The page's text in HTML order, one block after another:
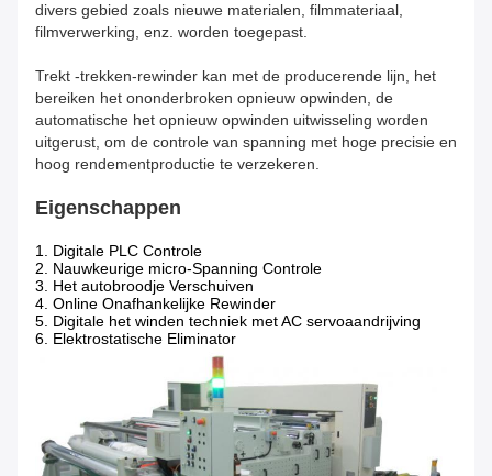
divers gebied zoals nieuwe materialen, filmmateriaal,
filmverwerking, enz. worden toegepast.
Trekt -trekken-rewinder kan met de producerende lijn, het
bereiken het ononderbroken opnieuw opwinden, de
automatische het opnieuw opwinden uitwisseling worden
uitgerust, om de controle van spanning met hoge precisie en
hoog rendementproductie te verzekeren.
Eigenschappen
1. Digitale PLC Controle
2. Nauwkeurige micro-Spanning Controle
3. Het autobroodje Verschuiven
4. Online Onafhankelijke Rewinder
5. Digitale het winden techniek met AC servoaandrijving
6. Elektrostatische Eliminator